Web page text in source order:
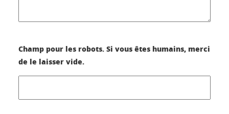
Champ pour les robots. Si vous êtes humains, merci
de le laisser vide.